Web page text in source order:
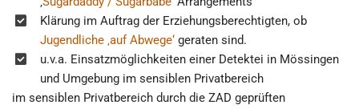
Klärung im Auftrag der Erziehungsberechtigten, ob
Jugendliche ‚auf Abwege‘ geraten sind.
u.v.a. Einsatzmöglichkeiten einer Detektei in Mössingen
und Umgebung im sensiblen Privatbereich
im sensiblen Privatbereich durch die ZAD geprüften